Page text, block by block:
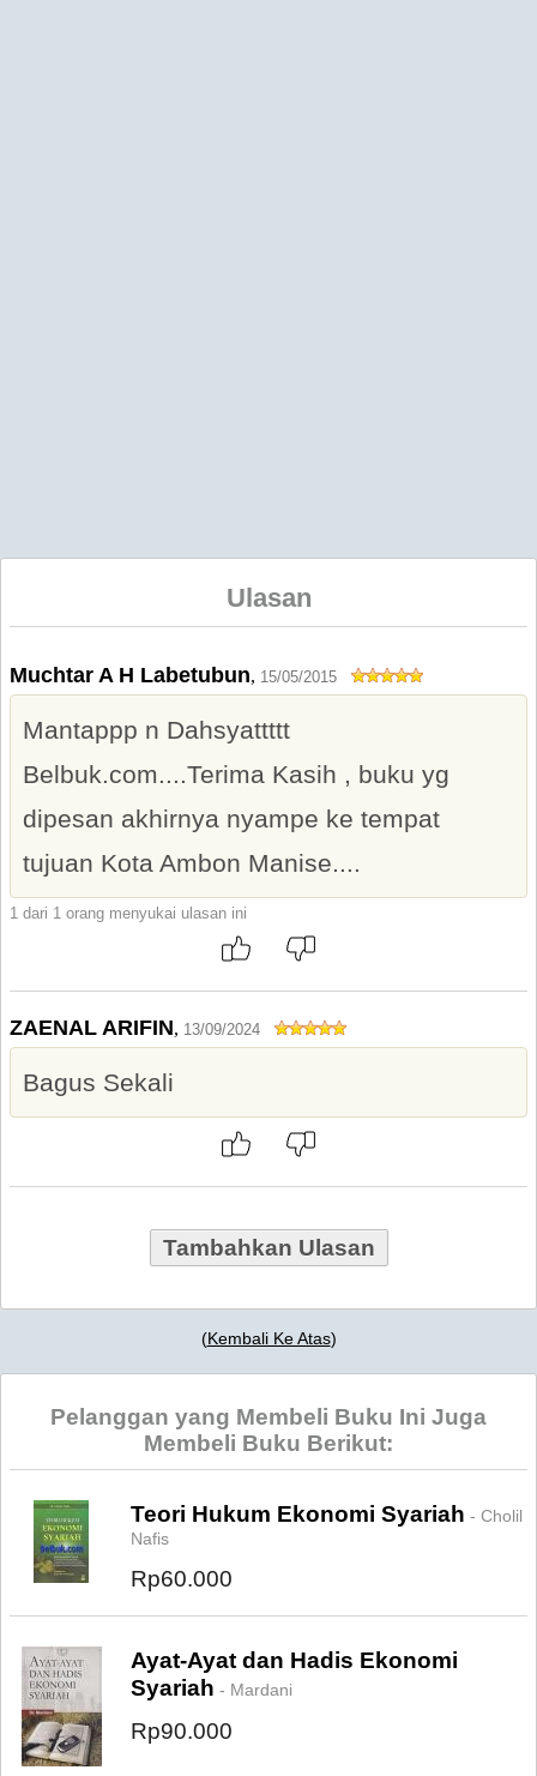
Ulasan
Muchtar A H Labetubun, 15/05/2015
Mantappp n Dahsyattttt
Belbuk.com....Terima Kasih , buku yg
dipesan akhirnya nyampe ke tempat
tujuan Kota Ambon Manise....
1 dari 1 orang menyukai ulasan ini
ZAENAL ARIFIN, 13/09/2024
Bagus Sekali
Tambahkan Ulasan
(Kembali Ke Atas)
Pelanggan yang Membeli Buku Ini Juga
Membeli Buku Berikut:
Teori Hukum Ekonomi Syariah - Cholil
Nafis
Rp60.000
Ayat-Ayat dan Hadis Ekonomi
Syariah - Mardani
Rp90.000